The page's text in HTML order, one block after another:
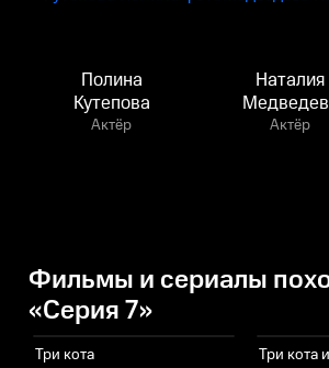
Полина
Кутепова
Актёр
Наталия
Актёр
Фильмы и сериалы
«Серия 7»
Три кота